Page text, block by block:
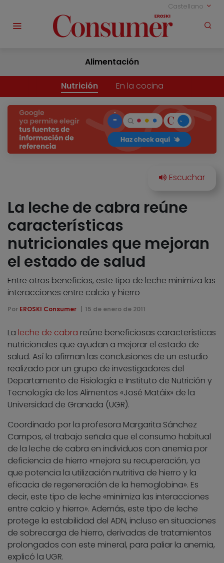
Castellano
Alimentación
Nutrición En la cocina
La leche de cabra reúne
características
nutricionales que mejoran
el estado de salud
Entre otros beneficios, este tipo de leche minimiza las
interacciones entre calcio y hierro
Por EROSKI Consumer 15 de enero de 2011
La leche de cabra reúne beneficiosas características
nutricionales que ayudan a mejorar el estado de
salud. Así lo afirman las conclusiones de un estudio
realizado por un grupo de investigadores del
Departamento de Fisiología e Instituto de Nutrición y
Tecnología de los Alimentos «José Matáix» de la
Universidad de Granada (UGR).
Coordinado por la profesora Margarita Sánchez
Campos, el trabajo señala que el consumo habitual
de la leche de cabra en individuos con anemia por
deficiencia de hierro «mejora su recuperación, ya
que potencia la utilización nutritiva de hierro y la
eficacia de regeneración de la hemoglobina». Es
decir, este tipo de leche «minimiza las interacciones
entre calcio y hierro». Además, este tipo de leche
protege la estabilidad del ADN, incluso en situaciones
de sobrecarga de hierro, derivadas de tratamientos
prolongados con este mineral, para paliar la anemia,
explicó la UGR.